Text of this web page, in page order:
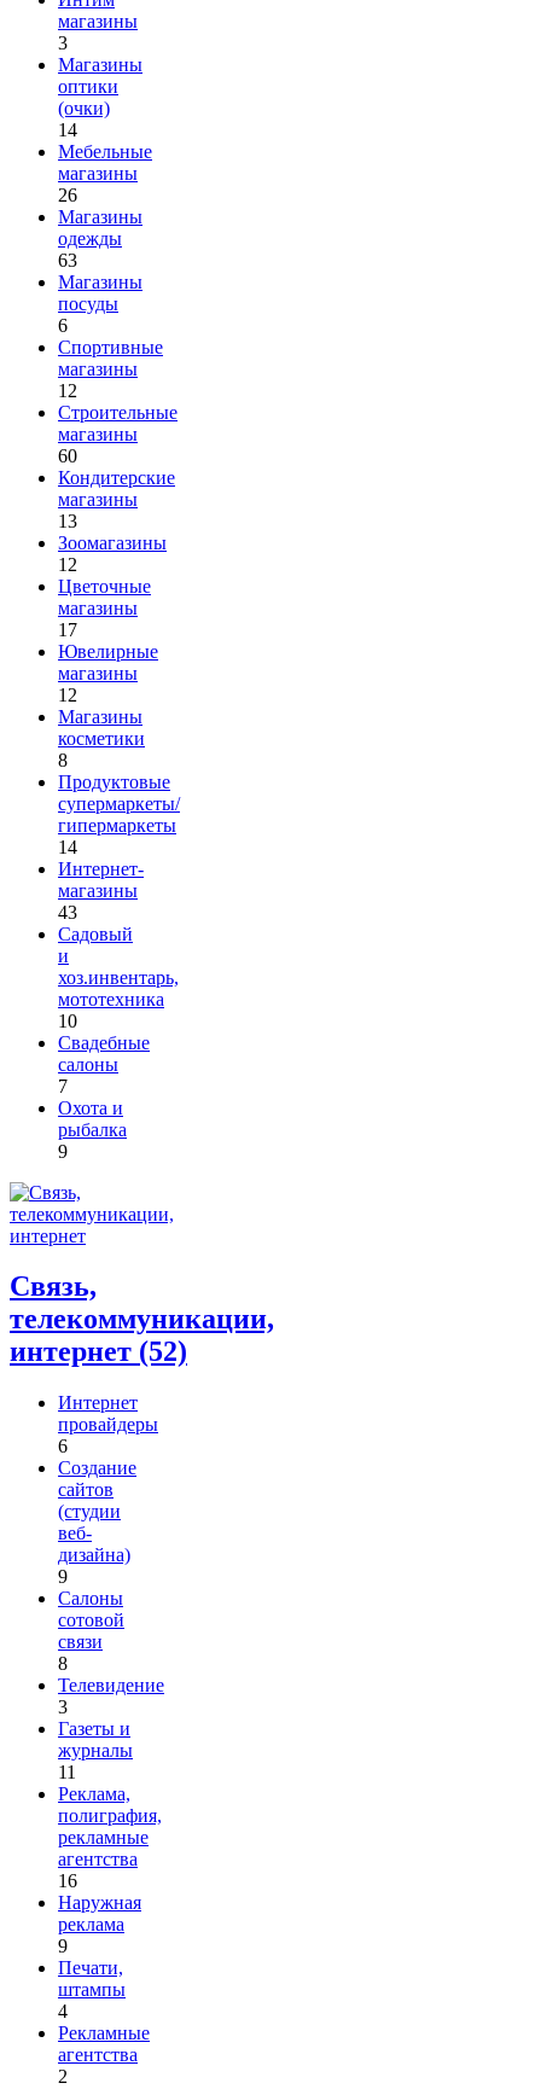
магазины
3
Магазины
оптики
(очки)
14
Мебельные
магазины
26
Магазины
одежды
63
Магазины
посуды
6
Спортивные
магазины
12
Строительные
магазины
60
Кондитерские
магазины
13
Зоомагазины
12
Цветочные
магазины
17
Ювелирные
магазины
12
Магазины
косметики
8
Продуктовые
супермаркеты/
гипермаркеты
14
Интернет-
магазины
43
Садовый
и
хоз.инвентарь,
мототехника
10
Свадебные
салоны
7
Охота и
рыбалка
9
Связь,
телекоммуникации,
интернет (52)
Интернет
провайдеры
6
Создание
сайтов
(студии
веб-
дизайна)
9
Салоны
сотовой
связи
8
Телевидение
3
Газеты и
журналы
11
Реклама,
полиграфия,
рекламные
агентства
16
Наружная
реклама
9
Печати,
штампы
4
Рекламные
агентства
2